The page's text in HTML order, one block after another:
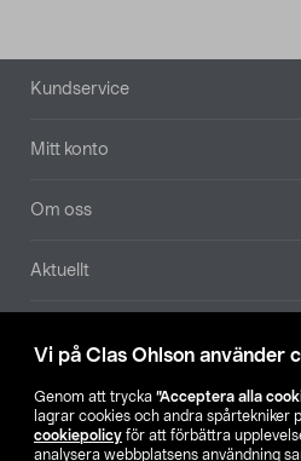
Vi på Clas Ohlson använder
Genom att trycka ”Acceptera alla
lagrar cookies och andra spårtekniker
cookiepolicy för att förbättra
analysera webbplatsens användning
Sidfot
Kundservice
Mitt konto
Om oss
Aktuellt
Hitta
SE NO